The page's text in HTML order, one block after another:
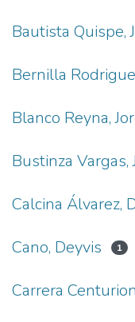
Bautista Quispe,
Bernilla
Blanco Reyna,
Bustinza Vargas,
Calcina Álvarez,
Cano, Deyvis 1
Carrera